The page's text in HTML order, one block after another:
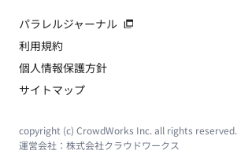
パラレルジャーナル
利用規約
個人情報保護方針
サイトマップ
copyright (c) CrowdWorks Inc. all rights reserved.
運営会社： 株式会社クラウドワークス